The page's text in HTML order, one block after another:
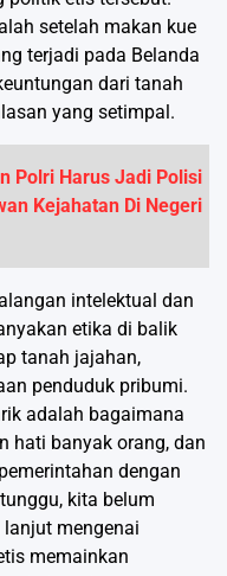
setelah makan kue
terjadi pada Belanda
dari tanah
yang setimpal.
Polri Harus Jadi Polisi
Kejahatan Di Negeri
intelektual dan
etika di balik
tanah jajahan,
penduduk pribumi.
adalah bagaimana
hati banyak orang, dan
dengan
kita belum
mengenai
memainkan